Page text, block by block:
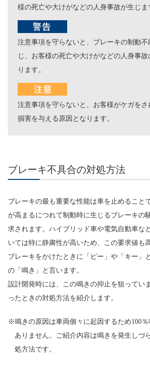
様の死亡や大けがなどの人身事故が生じま
注意事項を守らないと、ブレーキの制動不
じ、お客様の死亡や大けがなどの人身事
ります。
注意事項を守らないと、お客様がケガをさ
損害を与える原因となります。
ブレーキ不具合の対処方法
ブレーキの最も重要な性能は車を止めること
が高まるにつれて制動時に生じるブレーキの
求されます。ハイブリッド車や電気自動車な
いては特に静粛性が高いため、この要求値も
ブレーキをかけたときに「ピー」や「キー」
の「鳴き」と言います。
設計開発時には、この鳴きの抑止を狙ってい
ったときの対処方法を紹介します。
※鳴きの原因は車両個々に起因するため100
ありません。ご紹介内容は鳴きを発生しづ
処方法です。